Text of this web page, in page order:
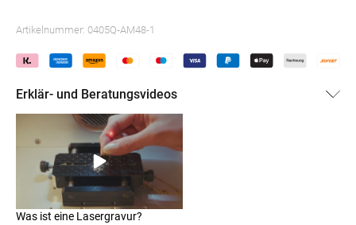
Artikelnummer: 0405Q-AM48-1
Erklär- und Beratungsvideos
Was ist eine Lasergravur?